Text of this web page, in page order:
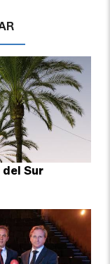
del Sur